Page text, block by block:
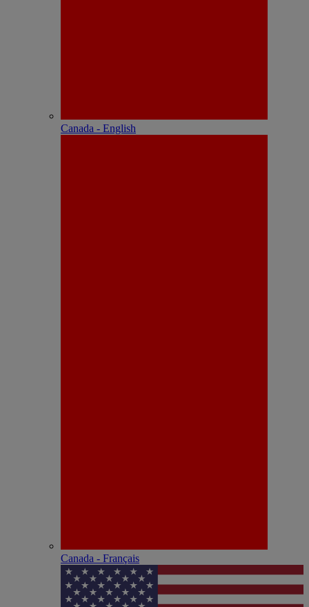
Canada - English
Canada - Français